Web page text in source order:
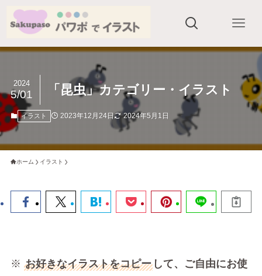
「昆虫」カテゴリー・イラスト
2024
5/01
イラスト 2023年12月24日 2024年5月1日
ホーム イラスト
※ お好きなイラストをコピーして、ご自由にお使